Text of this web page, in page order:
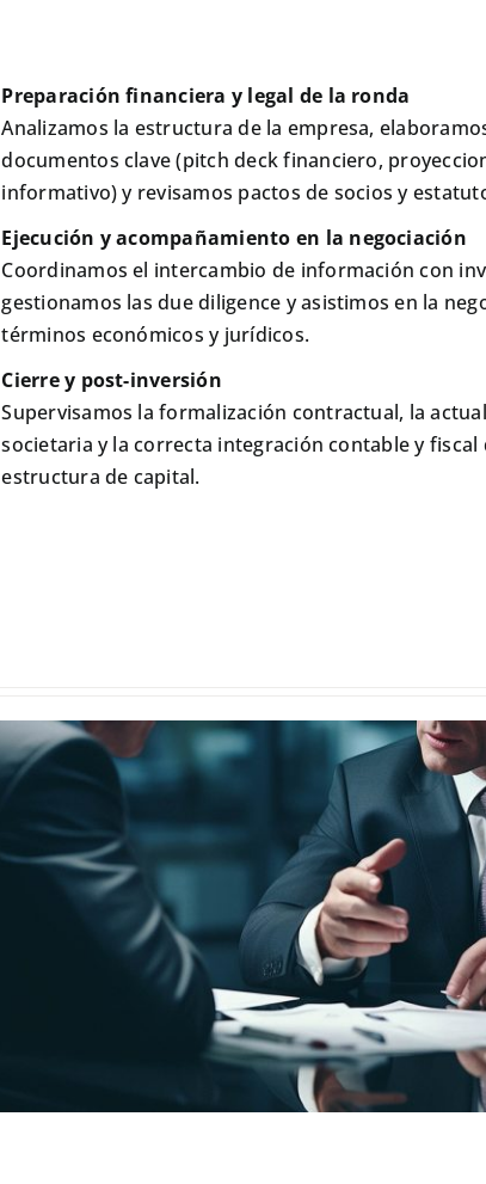
Preparación financiera y legal de la ronda
Analizamos la estructura de la empresa,
documentos clave (pitch deck financiero,
informativo) y revisamos pactos de socios y
Ejecución y acompañamiento en la negociación
Coordinamos el intercambio de información con
gestionamos las due diligence y asistimos en la
términos económicos y jurídicos.
Cierre y post-inversión
Supervisamos la formalización contractual, la
societaria y la correcta integración contable y fiscal
estructura de capital.